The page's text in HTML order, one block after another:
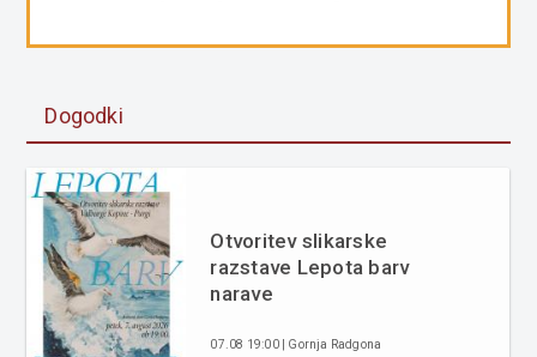
Dogodki
Otvoritev slikarske
razstave Lepota barv
narave
07.08 19:00 | Gornja Radgona